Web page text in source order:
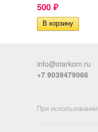
500 ₽
info@starkom.ru
+7 9039479066
При